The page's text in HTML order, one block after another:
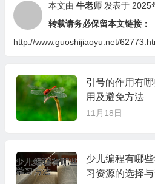
本文由 牛老师发表于 2025
转载请务必保留本文链接：
http://www.guoshijiaoyu.net/
引号的作用有
用及避免方法
11月18日
少儿编程有哪
习资源的选择